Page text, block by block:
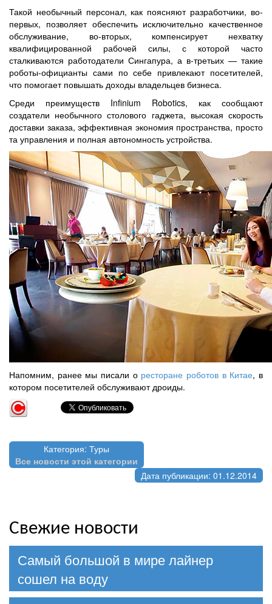
Такой необычный персонал, как поясняют разработчики, во-
первых, позволяет обеспечить исключительно качественное
обслуживание, во-вторых, компенсирует нехватку
квалифицированной рабочей силы, с которой часто
сталкиваются работодатели Сингапура, а в-третьих — такие
роботы-официанты сами по себе привлекают посетителей,
что помогает повышать доходы владельцев бизнеса.
Среди преимуществ Infinium Robotics, как сообщают
создатели необычного столового гаджета, высокая скорость
доставки заказа, эффективная экономия пространства, просто
та управления и полная автономность устройства.
Напомним, ранее мы писали о ресторане роботов в Китае, в
котором посетителей обслуживают дроиды.
Категория: Туры
Все новости этой категории
Дата публикации: 01.12.2014
Свежие новости
Самый большой в мире лайнер
сошел на воду